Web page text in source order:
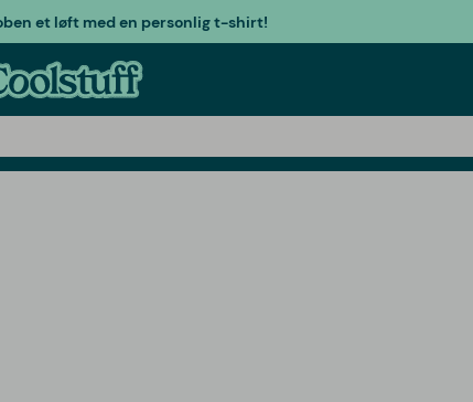
et løft med en personlig t-shirt!